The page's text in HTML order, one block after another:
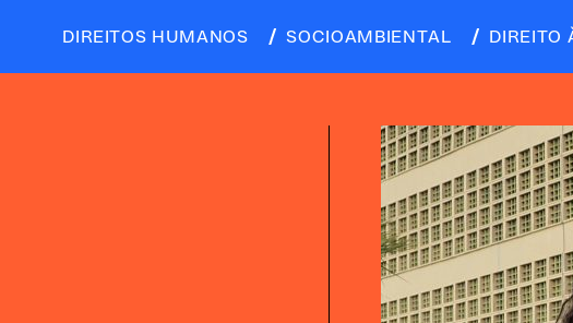
DIREITOS HUMANOS SOCIOAMBIENTAL DIREITO